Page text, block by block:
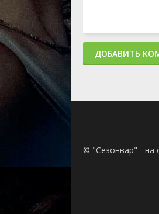
ДОБАВИТЬ
© "Сезонвар" - на